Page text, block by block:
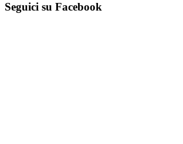
Seguici su Facebook